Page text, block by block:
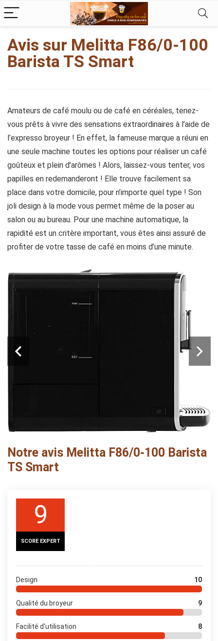
Avis sur Melitta F86/0-100
Barista TS Smart
Amateurs de café moulu ou de café en céréales, tenez-
vous prêts à vivre des sensations extraordinaires à l’aide de
l’expresso broyeur ! En effet, la fameuse marque a réuni en
une seule machine toutes les options pour réaliser un café
goûteux et plein d’arômes ! Alors, laissez-vous tenter, vos
papilles en redemanderont ! Elle trouve facilement sa
place dans votre domicile, pour n’importe quel type ! Son
joli design à la mode vous permet même de la poser au
salon ou au bureau. Pour une machine automatique, la
rapidité est un critère important, vous êtes ainsi assuré de
profiter de votre tasse de café en moins d’une minute.
Notre avis Melitta F86/0-100 Barista
TS Smart
9
SCORE EXPERT
Design 10
Qualité du broyeur 9
Facilité d'utilisation 8